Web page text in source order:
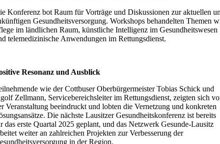
Konferenz bot Raum für Vorträge und Diskussionen zur aktuellen
Gesundheitsversorgung. Workshops behandelten Themen
im ländlichen Raum, künstliche Intelligenz im Gesundheitswesen
telemedizinische Anwendungen im Rettungsdienst.
Resonanz und Ausblick
wie der Cottbuser Oberbürgermeister Tobias Schick und
Zellmann, Servicebereichsleiter im Rettungsdienst, zeigten sich
Veranstaltung beeindruckt und lobten die Vernetzung und konkreten
Die nächste Lausitzer Gesundheitskonferenz ist bereits
das erste Quartal 2025 geplant, und das Netzwerk Gesunde-Lausitz
weiter an zahlreichen Projekten zur Verbesserung der
in der Region.